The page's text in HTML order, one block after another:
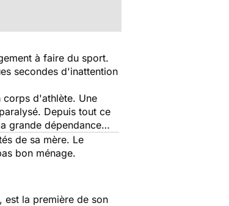
à faire du sport.
secondes d'inattention
corps d'athlète. Une
Depuis tout ce
grande dépendance…
de sa mère. Le
bon ménage.
est la première de son